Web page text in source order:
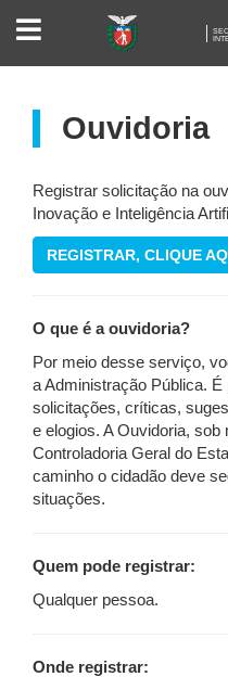
SECRETARIA
INOVAÇÃO
E</BR>
Ouvidoria
Registrar solicitação na
Inovação e Inteligência
REGISTRAR, CLIQUE
O que é a ouvidoria?
Por meio desse serviço,
a Administração Pública.
solicitações, críticas,
e elogios. A Ouvidoria, sob
Controladoria Geral do
caminho o cidadão deve
situações.
Quem pode registrar:
Qualquer pessoa.
Onde registrar: